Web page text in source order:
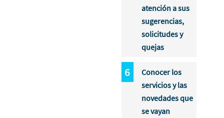
atención a sus
sugerencias,
solicitudes y
quejas
Conocer los
servicios y las
novedades que
se vayan